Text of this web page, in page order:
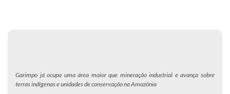
Garimpo já ocupa uma área maior que mineração industrial e avança sobre
terras indígenas e unidades de conservação na Amazônia